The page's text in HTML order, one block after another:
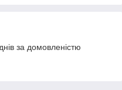
за домовленістю